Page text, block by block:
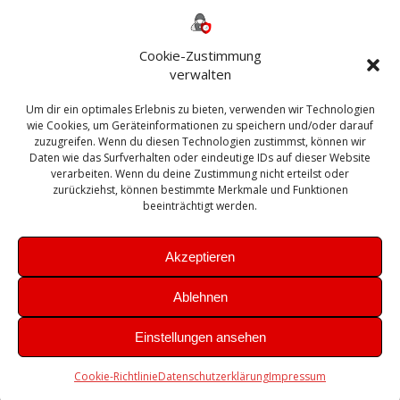
Cookie-Zustimmung
verwalten
Um dir ein optimales Erlebnis zu bieten, verwenden wir Technologien
wie Cookies, um Geräteinformationen zu speichern und/oder darauf
zuzugreifen. Wenn du diesen Technologien zustimmst, können wir
Daten wie das Surfverhalten oder eindeutige IDs auf dieser Website
verarbeiten. Wenn du deine Zustimmung nicht erteilst oder
zurückziehst, können bestimmte Merkmale und Funktionen
beeinträchtigt werden.
Akzeptieren
Ablehnen
Einstellungen ansehen
Cookie-RichtlinieDatenschutzerklärungImpressum
Bautagebuch
Exchange firewall Fritzbox
Microsoft
Sanierung SBS Security Server Sicherheit
Sicherung SIEM Sophos SSL Ubuntu
Update Upgrade UTM VCenter VCSA Veeam
VMWare VPN WAZUH Windows
Zertifikat
Theme